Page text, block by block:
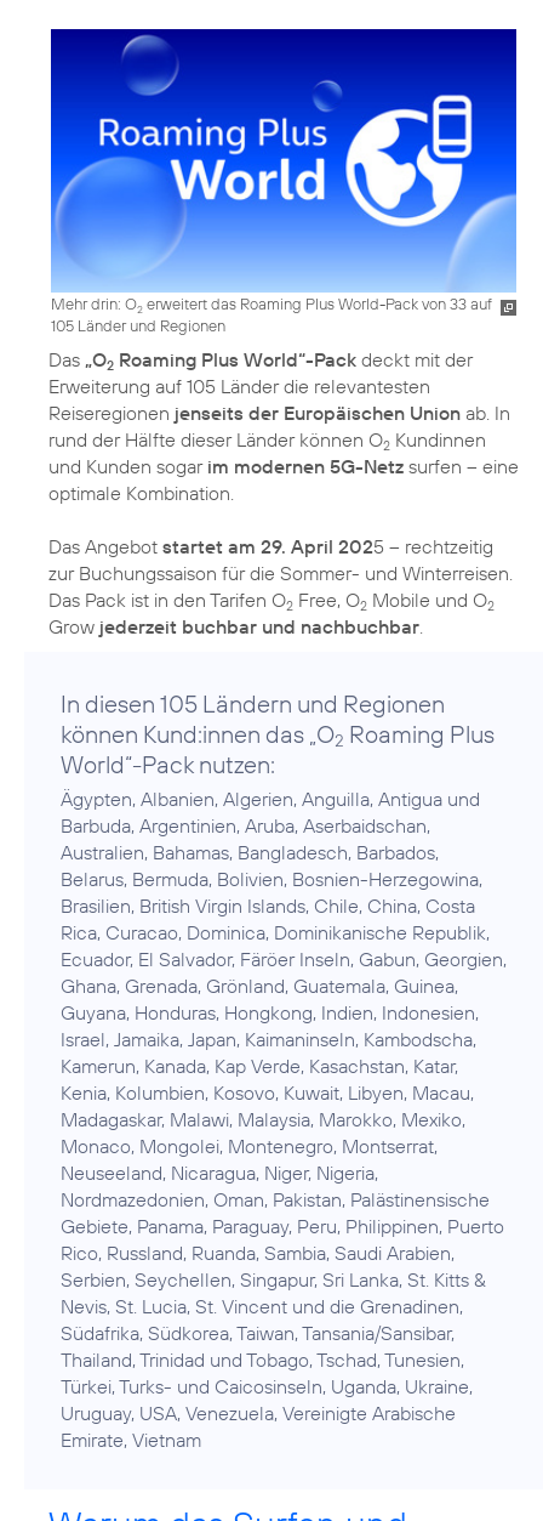
Mehr drin: O2 erweitert das Roaming Plus World-Pack von 33 auf
105 Länder und Regionen
Das „O2 Roaming Plus World“-Pack deckt mit der
Erweiterung auf 105 Länder die relevantesten
Reiseregionen jenseits der Europäischen Union ab. In
rund der Hälfte dieser Länder können O2 Kundinnen
und Kunden sogar im modernen 5G-Netz surfen – eine
optimale Kombination.
Das Angebot startet am 29. April 2025 – rechtzeitig
zur Buchungssaison für die Sommer- und Winterreisen.
Das Pack ist in den Tarifen O2 Free, O2 Mobile und O2
Grow jederzeit buchbar und nachbuchbar
In diesen 105 Ländern und Regionen
können Kund:innen das „O2 Roaming Plus
World“-Pack nutzen:
Ägypten, Albanien, Algerien, Anguilla, Antigua und
Barbuda, Argentinien, Aruba, Aserbaidschan,
Australien, Bahamas, Bangladesch, Barbados,
Belarus, Bermuda, Bolivien, Bosnien-Herzegowina,
Brasilien, British Virgin Islands, Chile, China, Costa
Rica, Curacao, Dominica, Dominikanische Republik,
Ecuador, El Salvador, Färöer Inseln, Gabun, Georgien,
Ghana, Grenada, Grönland, Guatemala, Guinea,
Guyana, Honduras, Hongkong, Indien, Indonesien,
Israel, Jamaika, Japan, Kaimaninseln, Kambodscha,
Kamerun, Kanada, Kap Verde, Kasachstan, Katar,
Kenia, Kolumbien, Kosovo, Kuwait, Libyen, Macau,
Madagaskar, Malawi, Malaysia, Marokko, Mexiko,
Monaco, Mongolei, Montenegro, Montserrat,
Neuseeland, Nicaragua, Niger, Nigeria,
Nordmazedonien, Oman, Pakistan, Palästinensische
Gebiete, Panama, Paraguay, Peru, Philippinen, Puerto
Rico, Russland, Ruanda, Sambia, Saudi Arabien,
Serbien, Seychellen, Singapur, Sri Lanka, St. Kitts &
Nevis, St. Lucia, St. Vincent und die Grenadinen,
Südafrika, Südkorea, Taiwan, Tansania/Sansibar,
Thailand, Trinidad und Tobago, Tschad, Tunesien,
Türkei, Turks- und Caicosinseln, Uganda, Ukraine,
Uruguay, USA, Venezuela, Vereinigte Arabische
Emirate, Vietnam